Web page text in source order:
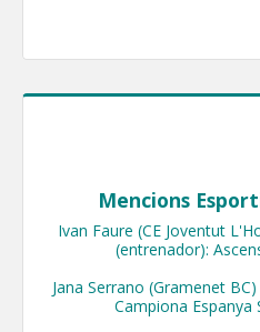
Mencions
Ivan Faure (CE Joventut
(entrenador):
Jana Serrano (Gramenet
Campiona Espanya